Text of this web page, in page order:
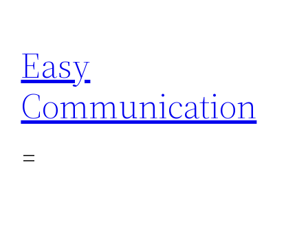
contenu
Easy
Communication